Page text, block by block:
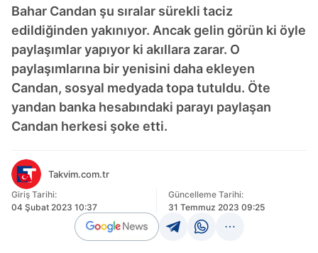
Bahar Candan şu sıralar sürekli taciz
edildiğinden yakınıyor. Ancak gelin görün ki öyle
paylaşımlar yapıyor ki akıllara zarar. O
paylaşımlarına bir yenisini daha ekleyen
Candan, sosyal medyada topa tutuldu. Öte
yandan banka hesabındaki parayı paylaşan
Candan herkesi şoke etti.
Takvim.com.tr
Giriş Tarihi:
04 Şubat 2023 10:37
Güncelleme Tarihi:
31 Temmuz 2023 09:25